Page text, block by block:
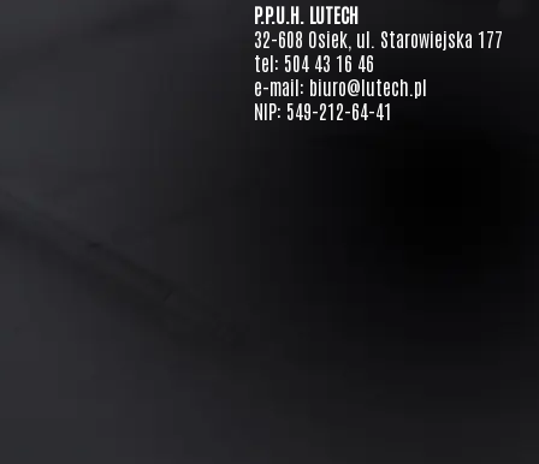
P.P.U.H. LUTECH
32-608 Osiek, ul. Starowiejska 177
tel: 504 43 16 46
e-mail: biuro@lutech.pl
NIP: 549-212-64-41